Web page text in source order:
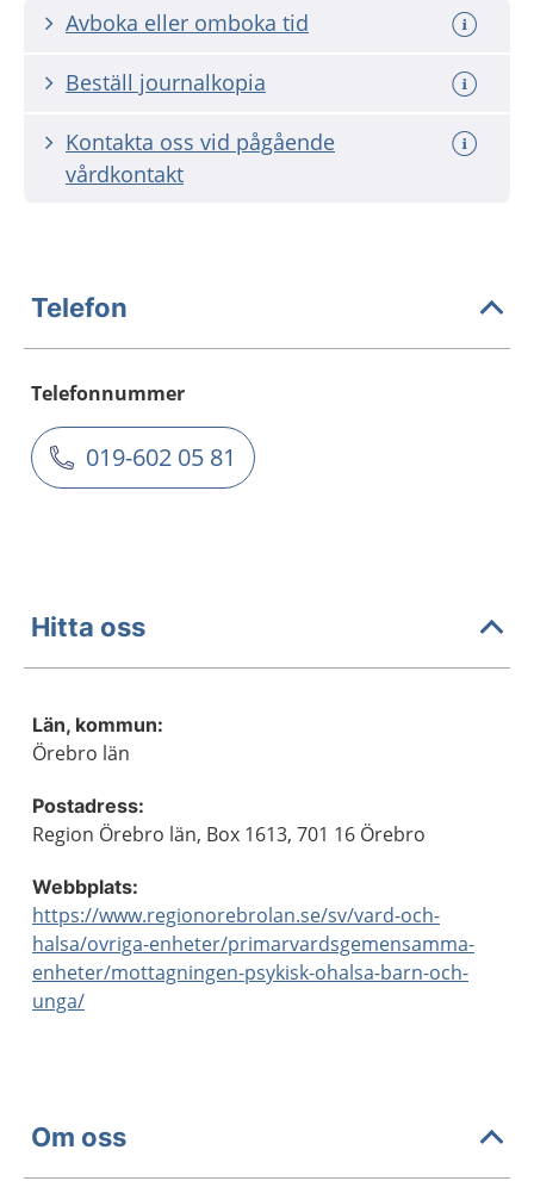
Avboka eller omboka tid
Beställ journalkopia
Kontakta oss vid pågående
vårdkontakt
Telefon
Telefonnummer
019-602 05 81
Hitta oss
Län, kommun:
Örebro län
Postadress:
Region Örebro län, Box 1613, 701 16 Örebro
Webbplats:
https://www.regionorebrolan.se/sv/vard-och-
halsa/ovriga-enheter/primarvardsgemensamma-
enheter/mottagningen-psykisk-ohalsa-barn-och-
unga/
Om oss